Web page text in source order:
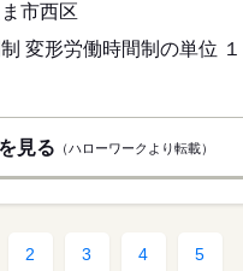
市西区
見る （ハローワークより転載）
2 3 4 5